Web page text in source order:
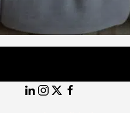
LinkedIn
Instagram
Twitter
Facebook